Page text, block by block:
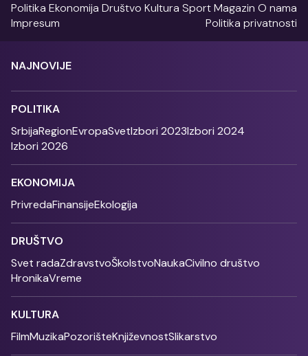
Politika Ekonomija Društvo Kultura SportMagazin O nama
Impresum
Politika privatnosti
NAJNOVIJE
POLITIKA
SrbijaRegionEvropaSvetIzbori 2023Izbori 2024
Izbori 2026
EKONOMIJA
PrivredaFinansijeEkologija
DRUŠTVO
Svet radaZdravstvoŠkolstvoNaukaCivilno društvo
HronikaVreme
KULTURA
FilmMuzikaPozorišteKnjiževnostSlikarstvo